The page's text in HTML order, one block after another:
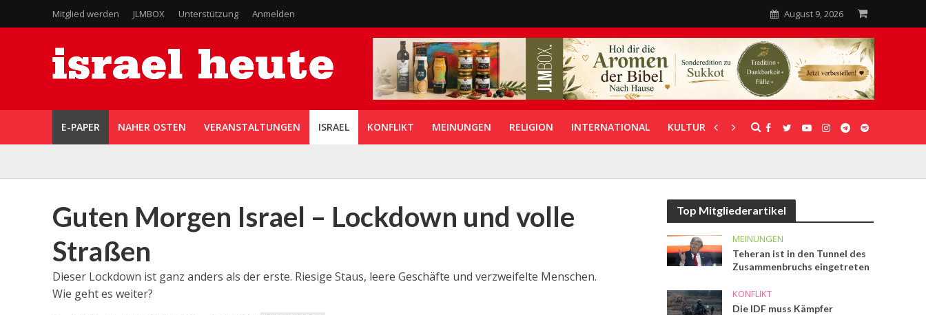
Mitglied werden JLMBOX Unterstützung Anmelden August 9, 2026
E-PAPER NAHER OSTEN VERANSTALTUNGEN ISRAEL KONFLIKT MEINUNGEN RELIGION INTERNATIONAL KULTUR UNTERSTÜTZUNG
Guten Morgen Israel – Lockdown und volle
Straßen
Dieser Lockdown ist ganz anders als der erste. Riesige Staus, leere Geschäfte und verzweifelte Menschen.
Wie geht es weiter?
Top Mitgliederartikel
MEINUNGEN
Teheran ist in den Tunnel des
Zusammenbruchs eingetreten
KONFLIKT
Die IDF muss Kämpfer